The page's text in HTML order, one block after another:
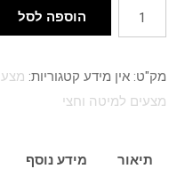
כמות
של
כותנה
דו
הוספה לסל
מק"ט: אין מידע קטגוריות:
מצעים למיטה וחצי
תיאור מידע נוסף